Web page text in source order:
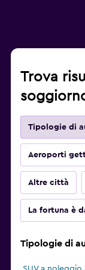
Trova
Tipologie di
Aeroporti
Altre città
La fortuna è
Tipologie di